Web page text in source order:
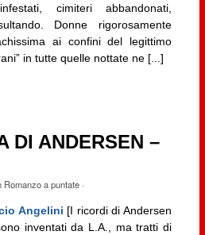
cimiteri abbandonati,
Donne rigorosamente
ai confini del legittimo
in tutte quelle nottate ne [...]
DI ANDERSEN –
Romanzo a puntate·
Angelini [I ricordi di Andersen
inventati da L.A., ma tratti di